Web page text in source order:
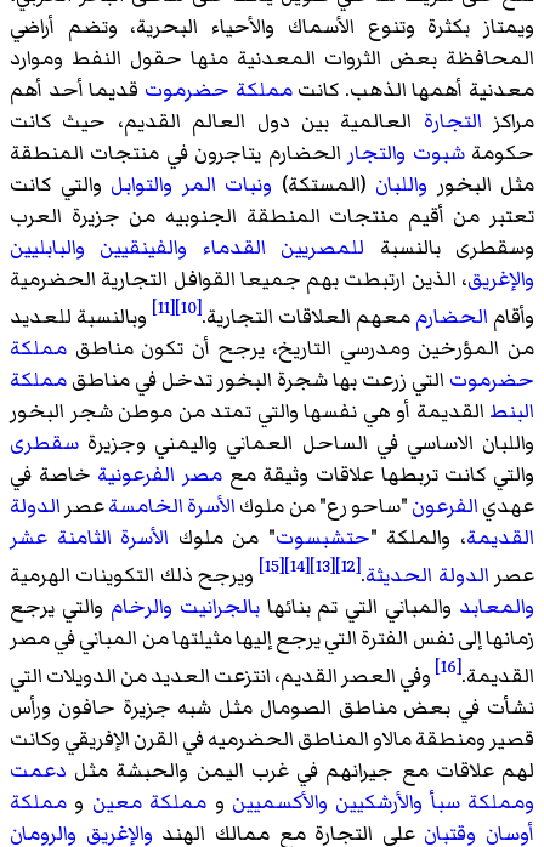
ويمتاز بكثرة وتنوع الأسماك والأحياء البحرية، وتضم أراضي
المحافظة بعض الثروات المعدنية منها حقول النفط وموارد
معدنية أهمها الذهب. كانتمملكة حضرموت قديما أحد أهم
مراكز التجارة العالمية بين دول العالم القديم، حيث كانت
حكومةشبوت والتجار الحضارم يتاجرون في منتجات المنطقة
مثل البخور واللبان (المستكة) ونبات المر والتوابل والتي كانت
تعتبر من أقيم منتجات المنطقة الجنوبيه من جزيرة العرب
وسقطرى بالنسبة للمصريين القدماء والفينقيين والبابليين
والإغريق، الذين ارتبطت بهم جميعا القوافل التجارية الحضرمية
وأقام الحضارممعهم العلاقات التجارية.[10]
[11]
وبالنسبة للعديد
من المؤرخين ومدرسي التاريخ، يرجح أن تكون مناطق مملكة
حضرموت التي زرعت بها شجرة البخور تدخل في مناطقمملكة
البنط القديمة أو هي نفسها والتي تمتد من موطن شجر البخور
واللبان الاساسي في الساحل العماني واليمني وجزيرة سقطرى
والتي كانت تربطها علاقات وثيقة مع مصر الفرعونية خاصة في
عهديالفرعون"ساحو رع" من ملوكالأسرة الخامسةعصر الدولة
القديمة، والملكة "حتشبسوت" من ملوك الأسرة الثامنة عشر
عصر الدولة الحديثة.
[12]
[13]
[14]
[15]
ويرجح ذلك التكوينات الهرمية
والمعابد والمباني التي تم بنائهابالجرانيت والرخام والتي يرجع
زمانها إلى نفس الفترة التي يرجع إليها مثيلتها من المباني في مصر
القديمة.[16]
وفي العصر القديم، انتزعت العديد من الدويلات التي
نشأت في بعض مناطق الصومال مثل شبه جزيرة حافون ورأس
قصير ومنطقة مالاو المناطق الحضرميه في القرن الإفريقي وكانت
لهم علاقات مع جيرانهم في غرب اليمن والحبشة مثل دعمت
ومملكة سبأ والأرشكيين والأكسميين و مملكة معين و مملكة
أوسان وقتبان على التجارة مع ممالك الهند والإغريق والرومان